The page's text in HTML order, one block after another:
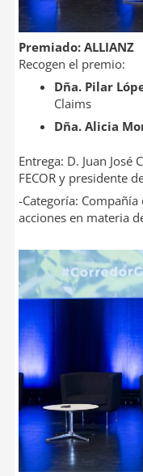
Premiado: ALLIANZ
Recogen el premio:
Dña. Pilar
Claims
Dña. Alicia
Entrega: D. Juan
FECOR y presidente
-Categoría:
acciones en materia